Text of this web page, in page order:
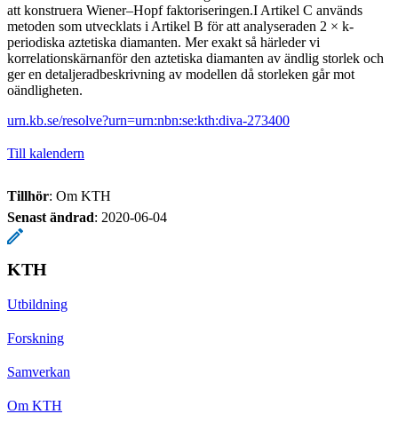
att konstruera Wiener–Hopf faktoriseringen.I Artikel C används
metoden som utvecklats i Artikel B för att analyseraden 2 × k-
periodiska aztetiska diamanten. Mer exakt så härleder vi
korrelationskärnanför den aztetiska diamanten av ändlig storlek och
ger en detaljeradbeskrivning av modellen då storleken går mot
oändligheten.
urn.kb.se/resolve?urn=urn:nbn:se:kth:diva-273400
Till kalendern
Tillhör: Om KTH
Senast ändrad: 2020-06-04
KTH
Utbildning
Forskning
Samverkan
Om KTH